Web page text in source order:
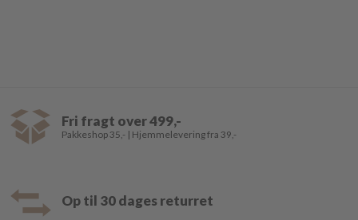
Fri fragt over 499,-
Pakkeshop 35,- | Hjemmelevering fra 39,-
Op til 30 dages returret